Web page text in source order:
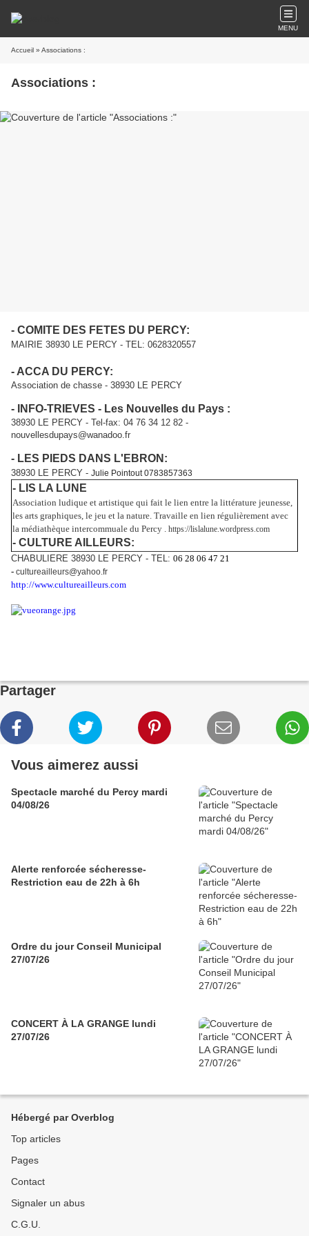
MENU
Accueil » Associations :
Associations :
- COMITE DES FETES DU PERCY:
MAIRIE 38930 LE PERCY - TEL: 0628320557
- ACCA DU PERCY:
Association de chasse - 38930 LE PERCY
- INFO-TRIEVES - Les Nouvelles du Pays :
38930 LE PERCY - Tel-fax: 04 76 34 12 82 -
nouvellesdupays@wanadoo.fr
- LES PIEDS DANS L'EBRON:
38930 LE PERCY - Julie Pointout 0783857363
- LIS LA LUNE
Association ludique et artistique qui fait le lien entre la littérature jeunesse,
les arts graphiques, le jeu et la nature. Travaille en lien régulièrement avec
la médiathèque intercommuale du Percy . https://lislalune.wordpress.com
- CULTURE AILLEURS:
CHABULIERE 38930 LE PERCY - TEL: 06 28 06 47 21
- cultureailleurs@yahoo.fr
http://www.cultureailleurs.com
Partager
Vous aimerez aussi
Spectacle marché du Percy mardi
04/08/26
Alerte renforcée sécheresse-
Restriction eau de 22h à 6h
Ordre du jour Conseil Municipal
27/07/26
CONCERT À LA GRANGE lundi
27/07/26
Hébergé par Overblog
Top articles
Pages
Contact
Signaler un abus
C.G.U.